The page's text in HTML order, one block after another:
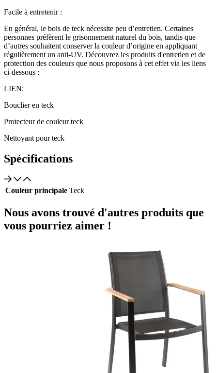
Facile à entretenir :
En général, le bois de teck nécessite peu d’entretien. Certaines
personnes préfèrent le grisonnement naturel du bois, tandis que
d’autres souhaitent conserver la couleur d’origine en appliquant
régulièrement un anti-UV. Découvrez les produits d'entretien et de
protection des couleurs que nous proposons à cet effet via les liens
ci-dessous :
LIEN:
Bouclier en teck
Protecteur de couleur teck
Nettoyant pour teck
Spécifications
Couleur principale Teck
Nous avons trouvé d'autres produits que
vous pourriez aimer !